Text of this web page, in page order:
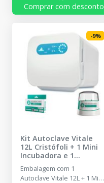
Comprar com desconto
-9%
Kit Autoclave Vitale
12L Cristófoli + 1 Mini
Incubadora e 1
Indicador Biológico
CRISTÓFOLI - DENTAL
Embalagem com 1
Autoclave Vitale 12L + 1 Mini